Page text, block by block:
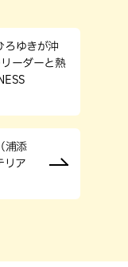
ろゆきが沖
ーダーと熱
浦添
リア